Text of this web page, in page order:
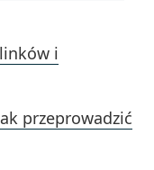
i
przeprowadzić